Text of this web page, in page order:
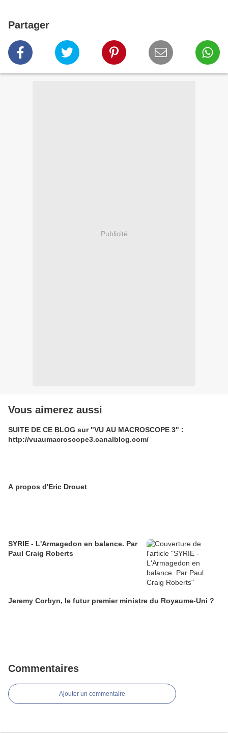
Partager
Publicité
Vous aimerez aussi
SUITE DE CE BLOG sur "VU AU MACROSCOPE 3" :
http://vuaumacroscope3.canalblog.com/
A propos d'Eric Drouet
SYRIE - L'Armagedon en balance. Par
Paul Craig Roberts
Jeremy Corbyn, le futur premier ministre du Royaume-Uni ?
Commentaires
Ajouter un commentaire